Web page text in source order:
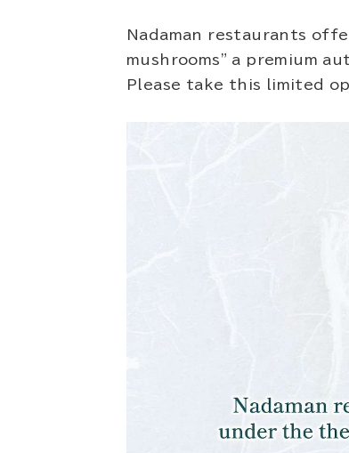
Nadaman restaurants
mushrooms" a premium
Please take this limited